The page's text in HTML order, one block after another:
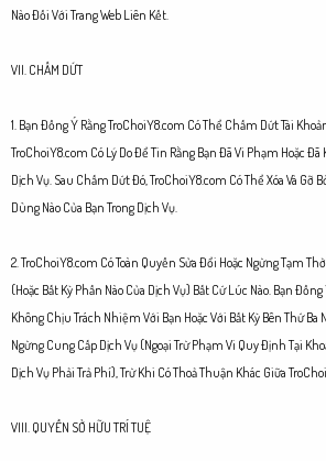
Nào Đối Với Trang Web Liên Kết.
VII. CHẤM DỨT
1. Bạn Đồng Ý Rằng TroChoiY8.com Có Thể Chấm Dứt Tài
TroChoiY8.com Có Lý Do Để Tin Rằng Bạn Đã Vi Phạm Hoặc
Dịch Vụ. Sau Chấm Dứt Đó, TroChoiY8.com Có Thể Xóa Và Gỡ
Dùng Nào Của Bạn Trong Dịch Vụ.
2. TroChoiY8.com Có Toàn Quyền Sửa Đổi Hoặc Ngừng Tạm
(Hoặc Bất Kỳ Phần Nào Của Dịch Vụ) Bất Cứ Lúc Nào. Bạn
Không Chịu Trách Nhiệm Với Bạn Hoặc Với Bất Kỳ Bên Thứ Ba
Ngừng Cung Cấp Dịch Vụ (Ngoại Trừ Phạm Vi Quy Định Tại
Dịch Vụ Phải Trả Phí), Trừ Khi Có Thoả Thuận Khác Giữa
VIII. QUYỀN SỞ HỮU TRÍ TUỆ